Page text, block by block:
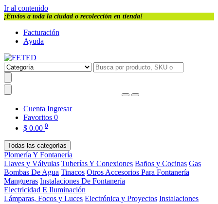
Ir al contenido
¡Envios a toda la ciudad o recolección en tienda!
Facturación
Ayuda
Cuenta Ingresar
Favoritos 0
$ 0.00 0
Todas las categorías
Plomería Y Fontanería
Llaves y Válvulas Tuberías Y Conexiones Baños y Cocinas Gas
Bombas De Agua Tinacos Otros Accesorios Para Fontanería
Mangueras Instalaciones De Fontanería
Electricidad E Iluminación
Lámparas, Focos y Luces Electrónica y Proyectos Instalaciones